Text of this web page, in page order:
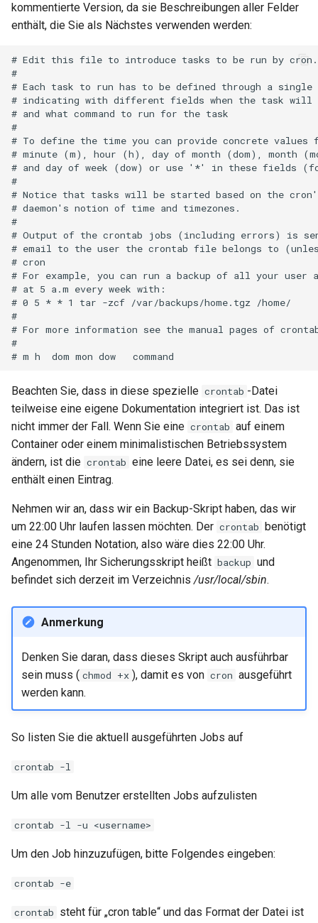
kommentierte Version, da sie Beschreibungen aller Felder
enthält, die Sie als Nächstes verwenden werden:
# Edit this file to introduce tasks to be run by cron.
#
# Each task to run has to be defined through a
# indicating with different fields when the task will
# and what command to run for the task
#
# To define the time you can provide concrete values
# minute (m), hour (h), day of month (dom), month
# and day of week (dow) or use '*' in these fields
#
# Notice that tasks will be started based on the
# daemon's notion of time and timezones.
#
# Output of the crontab jobs (including errors) is
# email to the user the crontab file belongs to
# cron
# For example, you can run a backup of all your user
# at 5 a.m every week with:
# 0 5 * * 1 tar -zcf /var/backups/home.tgz /home/
#
# For more information see the manual pages of
#
Beachten Sie, dass in diese spezielle crontab -Datei
teilweise eine eigene Dokumentation integriert ist. Das ist
nicht immer der Fall. Wenn Sie eine crontab auf einem
Container oder einem minimalistischen Betriebssystem
ändern, ist die crontab eine leere Datei, es sei denn, sie
enthält einen Eintrag.
Nehmen wir an, dass wir ein Backup-Skript haben, das wir
um 22:00 Uhr laufen lassen möchten. Der crontab benötigt
eine 24 Stunden Notation, also wäre dies 22:00 Uhr.
Angenommen, Ihr Sicherungsskript heißt backup und
befindet sich derzeit im Verzeichnis/usr/local/sbin.
Anmerkung
Denken Sie daran, dass dieses Skript auch ausführbar
sein muss ( chmod +x ), damit es von cron ausgeführt
werden kann.
So listen Sie die aktuell ausgeführten Jobs auf
crontab -l
Um alle vom Benutzer erstellten Jobs aufzulisten
crontab -l -u <username>
Um den Job hinzuzufügen, bitte Folgendes eingeben:
crontab -e
crontab steht für „cron table“ und das Format der Datei ist